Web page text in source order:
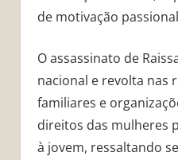
de motivação
O assassinato de
nacional e revolta nas
familiares e
direitos das mulheres
à jovem, ressaltando